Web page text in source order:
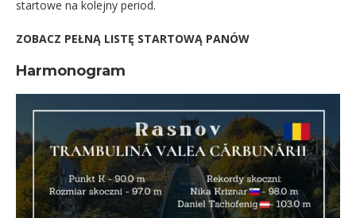
startowe na kolejny period.
ZOBACZ PEŁNĄ LISTĘ STARTOWĄ PANÓW
Harmonogram